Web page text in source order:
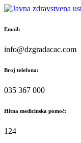
Skip
content
Email:
info@dzgradacac.com
Broj telefona:
035 367 000
Hitna medicinska pomoć:
124